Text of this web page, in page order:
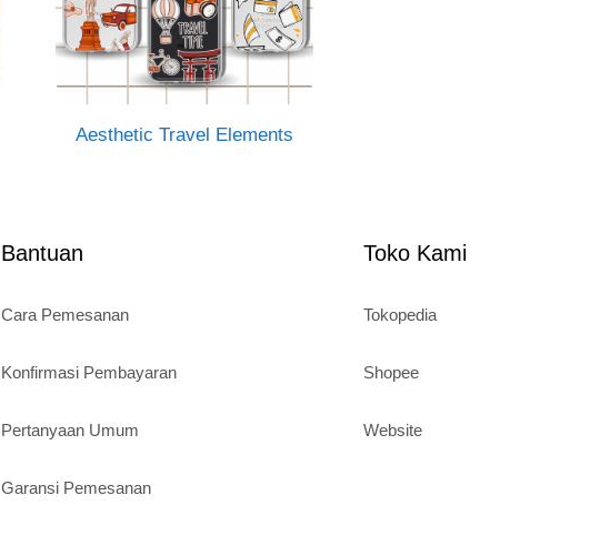
Aesthetic Travel Elements
Bantuan
Cara Pemesanan
Konfirmasi Pembayaran
Pertanyaan Umum
Garansi Pemesanan
Toko Kami
Tokopedia
Shopee
Website